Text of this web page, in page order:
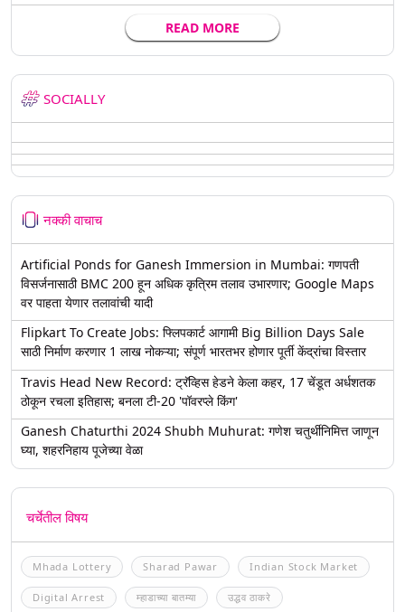
READ MORE
SOCIALLY
नक्की वाचाच
Artificial Ponds for Ganesh Immersion in Mumbai: गणपती
विसर्जनासाठी BMC 200 हून अधिक कृत्रिम तलाव उभारणार; Google Maps
वर पाहता येणार तलावांची यादी
Flipkart To Create Jobs: फ्लिपकार्ट आगामी Big Billion Days Sale
साठी निर्माण करणार 1 लाख नोकऱ्या; संपूर्ण भारतभर होणार पूर्ती केंद्रांचा विस्तार
Travis Head New Record: ट्रॅव्हिस हेडने केला कहर, 17 चेंडूत अर्धशतक
ठोकून रचला इतिहास; बनला टी-20 'पॉवरप्ले किंग'
Ganesh Chaturthi 2024 Shubh Muhurat: गणेश चतुर्थीनिमित्त जाणून
घ्या, शहरनिहाय पूजेच्या वेळा
चर्चेतील विषय
Mhada Lottery Sharad Pawar Indian Stock Market
Digital Arrest म्हाडाच्या बातम्या उद्धव ठाकरे